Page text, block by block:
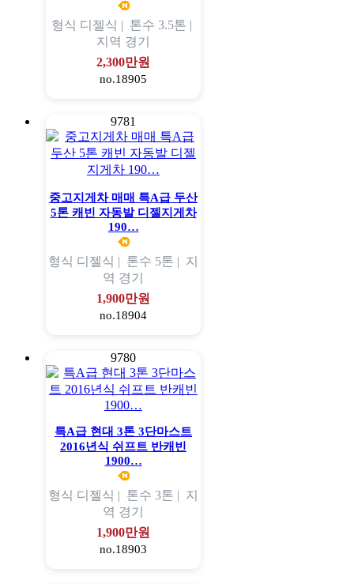
형식 디젤식 | 톤수 3.5톤 |
지역 경기
2,300만원
no.18905
9781
중고지게차 매매 특A급 두산
5톤 캐빈 자동발 디젤지게차
190…
형식 디젤식 | 톤수 5톤 | 지
역 경기
1,900만원
no.18904
9780
특A급 현대 3톤 3단마스트
2016년식 쉬프트 반캐빈
1900…
형식 디젤식 | 톤수 3톤 | 지
역 경기
1,900만원
no.18903